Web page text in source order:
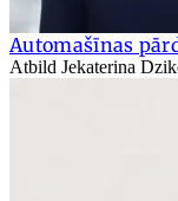
Automašīnas
Atbild Jekaterina